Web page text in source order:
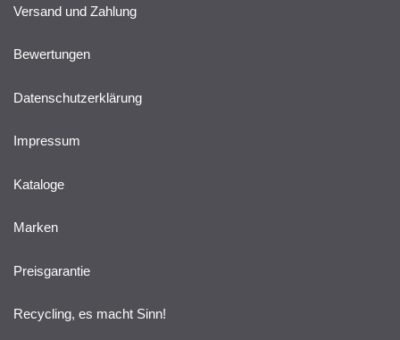
Versand und Zahlung
Bewertungen
Datenschutzerklärung
Impressum
Kataloge
Marken
Preisgarantie
Recycling, es macht Sinn!